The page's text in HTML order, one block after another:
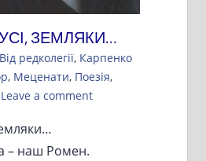
ЗЕМЛЯКИ…
Admin
Від редколегії, Карпенко
, Меценати, Поезія,
Leave a comment
– наш Ромен.